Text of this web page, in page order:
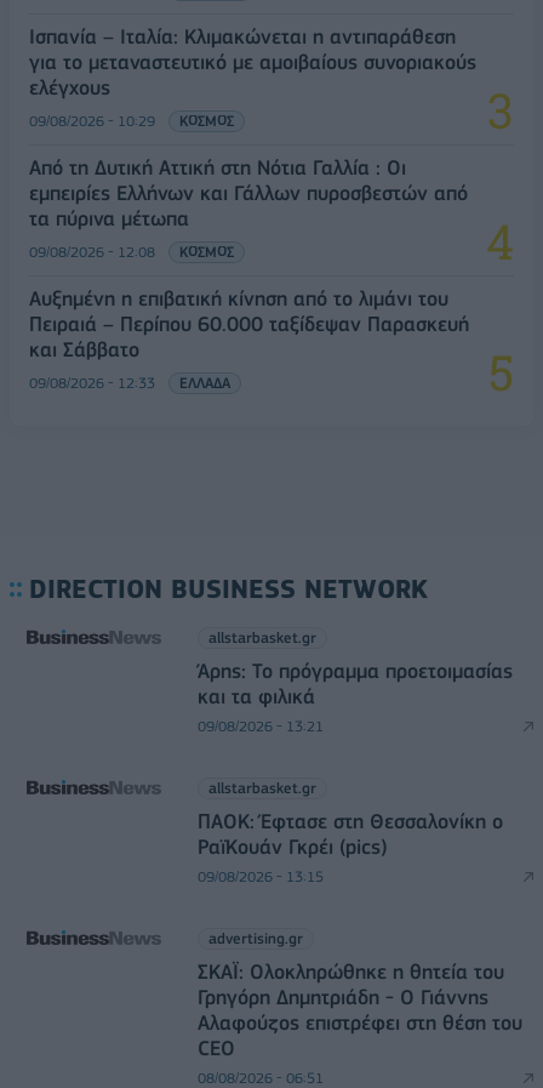
Ισπανία – Ιταλία: Κλιμακώνεται η αντιπαράθεση
για το μεταναστευτικό με αμοιβαίους συνοριακούς
ελέγχους
09/08/2026 - 10:29 ΚΟΣΜΟΣ
Από τη Δυτική Αττική στη Νότια Γαλλία : Οι
εμπειρίες Ελλήνων και Γάλλων πυροσβεστών από
τα πύρινα μέτωπα
09/08/2026 - 12:08 ΚΟΣΜΟΣ
Αυξημένη η επιβατική κίνηση από το λιμάνι του
Πειραιά – Περίπου 60.000 ταξίδεψαν Παρασκευή
και Σάββατο
09/08/2026 - 12:33 ΕΛΛΑΔΑ
DIRECTION BUSINESS NETWORK
allstarbasket.gr
Άρης: Το πρόγραμμα προετοιμασίας
και τα φιλικά
09/08/2026 - 13:21
allstarbasket.gr
ΠΑΟΚ: Έφτασε στη Θεσσαλονίκη ο
ΡαϊΚουάν Γκρέι (pics)
09/08/2026 - 13:15
advertising.gr
ΣΚΑΪ: Ολοκληρώθηκε η θητεία του
Γρηγόρη Δημητριάδη - Ο Γιάννης
Αλαφούζος επιστρέφει στη θέση του
CEO
08/08/2026 - 06:51